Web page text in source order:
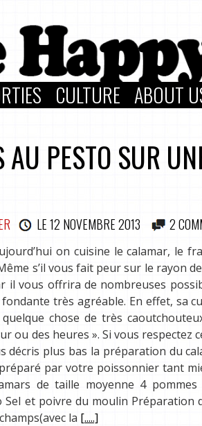
CULTURE ABOUT
PESTO SUR
LE12 NOVEMBRE 2013 2
on cuisine le calamar, le
s’il vous fait peur sur le rayon
il vous offrira de nombreuses
très agréable. En effet, sa
chose de très
ou des heures ». Si vous
décris plus bas la préparation du
par votre poissonnier tant
de taille moyenne 4
et poivre du moulin Préparation
la [.....]